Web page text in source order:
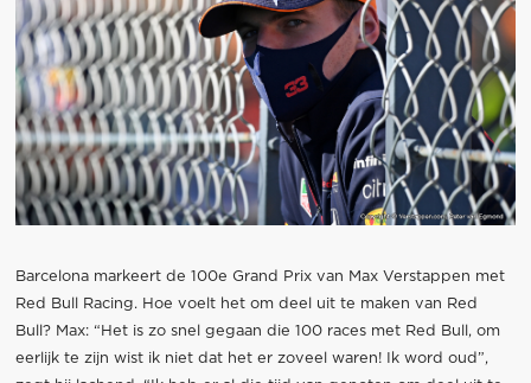
Barcelona markeert de 100e Grand Prix van Max Verstappen met
Red Bull Racing. Hoe voelt het om deel uit te maken van Red
Bull? Max: “Het is zo snel gegaan die 100 races met Red Bull, om
eerlijk te zijn wist ik niet dat het er zoveel waren! Ik word oud”,